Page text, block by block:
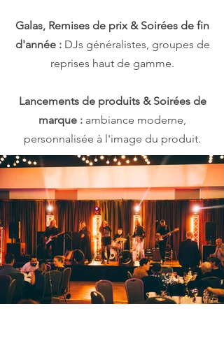
Galas, Remises de prix & Soirées de fin
d'année : DJs généralistes, groupes de
reprises haut de gamme.
Lancements de produits & Soirées de
marque : ambiance moderne,
personnalisée à l'image du produit.